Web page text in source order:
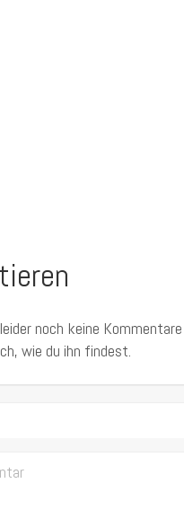
noch keine
wie du ihn findest.